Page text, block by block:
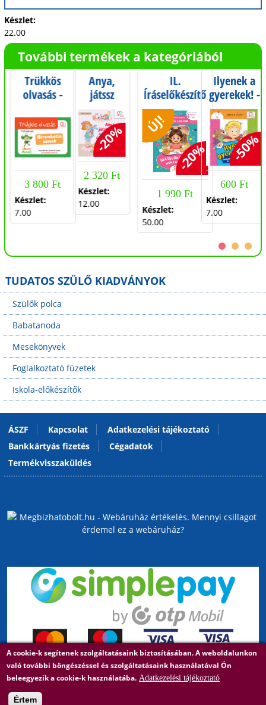
Készlet:
22.00
További termékek a kategóriából
Trükkös
olvasás -
szavak
3 800 Ft
Készlet:
7.00
Anya,
játssz
velem! -
Játékos
feladatok
1-3
éveseknek
-20%
2 320 Ft
Készlet:
12.00
IL.
Íráselőkészítő
munkafüzet -
Iskola-
előkészítés
szeptembertől
májusig - 0.
osztály
-20%
ÚJ!
1 990 Ft
Készlet:
50.00
Ilyenek a
gyerekek! -
Ovisoknak
kisebbekről
és
önmagukról
-50%
600 Ft
Készlet:
7.00
TUDATOS SZÜLŐ KIADVÁNYOK
Szülők polca
Babatanoda
Mesekönyvek
Foglalkoztató füzetek
Iskola-előkészítők
ÁSZF Kapcsolat
Adatkezelési tájékoztató
Bankkártyás fizetés
Cégadatok
Termékvisszaküldés
A cookie-k segítenek szolgáltatásaink biztosításában. A weboldalunkon
való további böngészéssel és szolgáltatásaink használatával Ön
beleegyezik a cookie-k használatába. Adatkezelési tájékoztató
Értem